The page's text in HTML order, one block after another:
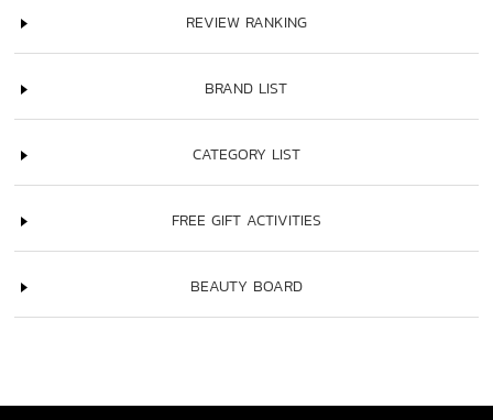
REVIEW RANKING
BRAND LIST
CATEGORY LIST
FREE GIFT ACTIVITIES
BEAUTY BOARD